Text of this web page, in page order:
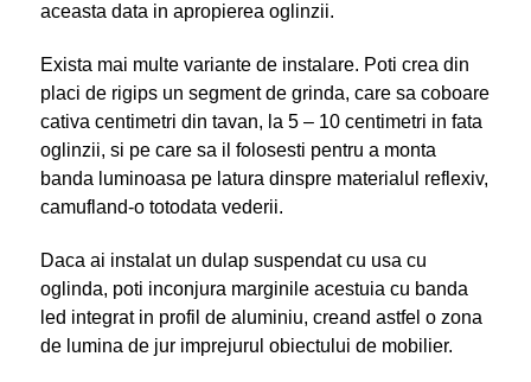
aceasta data in apropierea oglinzii.
Exista mai multe variante de instalare. Poti crea din
placi de rigips un segment de grinda, care sa coboare
cativa centimetri din tavan, la 5 – 10 centimetri in fata
oglinzii, si pe care sa il folosesti pentru a monta
banda luminoasa pe latura dinspre materialul reflexiv,
camufland-o totodata vederii.
Daca ai instalat un dulap suspendat cu usa cu
oglinda, poti inconjura marginile acestuia cu banda
led integrat in profil de aluminiu, creand astfel o zona
de lumina de jur imprejurul obiectului de mobilier.